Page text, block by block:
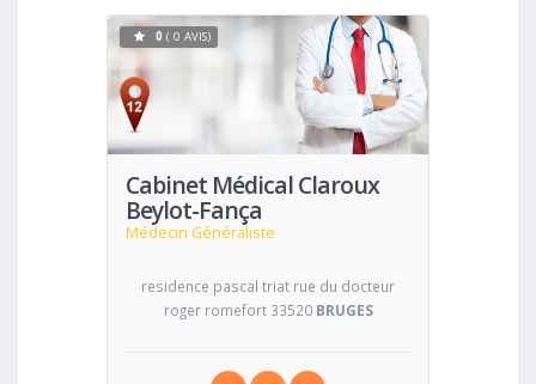
Cabinet Médical Claroux
Beylot-Fança
Médecin Généraliste
Voir
0 ( 0 AVIS)
residence pascal triat rue du docteur
roger romefort 33520 BRUGES